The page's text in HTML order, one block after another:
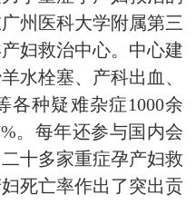
州医科大学附属第三
妇救治中心。中心建
水栓塞、产科出血、
各种疑难杂症1000余
。每年还参与国内会
十多家重症孕产妇救
死亡率作出了突出贡